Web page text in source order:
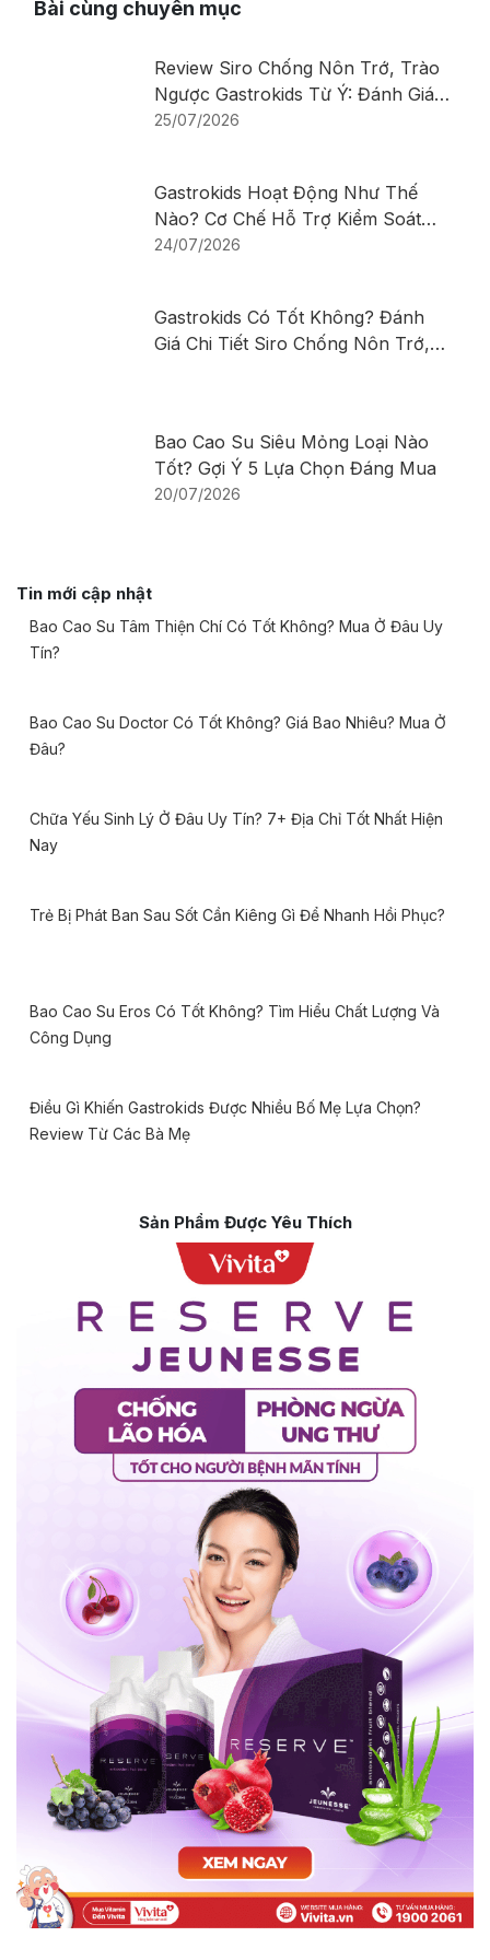
Bài cùng chuyên mục
Review Siro Chống Nôn Trớ, Trào
Ngược Gastrokids Từ Ý: Đánh Giá
Chi Tiết Sản Phẩm
25/07/2026
Gastrokids Hoạt Động Như Thế
Nào? Cơ Chế Hỗ Trợ Kiểm Soát
Nôn Trớ, Trào Ngược Ở Trẻ Sơ
24/07/2026
Gastrokids Có Tốt Không? Đánh
Giá Chi Tiết Siro Chống Nôn Trớ,
Bao Cao Su Siêu Mỏng Loại Nào
Tốt? Gợi Ý 5 Lựa Chọn Đáng Mua
20/07/2026
Tin mới cập nhật
Bao Cao Su Tâm Thiện Chí Có Tốt Không? Mua Ở Đâu Uy
Tín?
Bao Cao Su Doctor Có Tốt Không? Giá Bao Nhiêu? Mua Ở
Đâu?
Chữa Yếu Sinh Lý Ở Đâu Uy Tín? 7+ Địa Chỉ Tốt Nhất Hiện
Nay
Trẻ Bị Phát Ban Sau Sốt Cần Kiêng Gì Để Nhanh Hồi Phục?
Bao Cao Su Eros Có Tốt Không? Tìm Hiểu Chất Lượng Và
Công Dụng
Điều Gì Khiến Gastrokids Được Nhiều Bố Mẹ Lựa Chọn?
Review Từ Các Bà Mẹ
Sản Phẩm Được Yêu Thích